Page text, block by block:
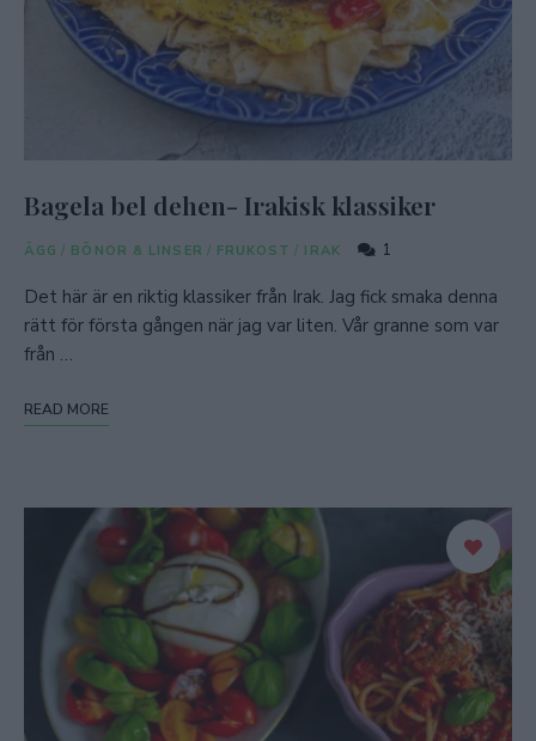
Bagela bel dehen- Irakisk klassiker
ÄGG / BÖNOR & LINSER / FRUKOST / IRAK 1
Det här är en riktig klassiker från Irak. Jag fick smaka denna
rätt för första gången när jag var liten. Vår granne som var
från …
READ MORE